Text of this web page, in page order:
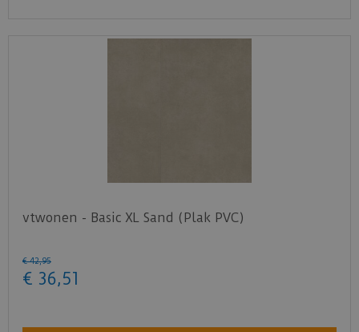
vtwonen - Basic XL Sand (Plak PVC)
€ 42,95
€ 36,51